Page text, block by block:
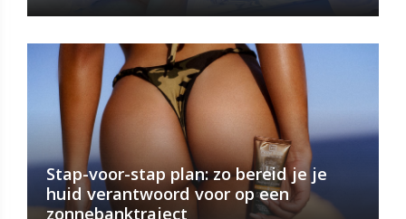
Stap-voor-stap plan: zo bereid je je
huid verantwoord voor op een
zonnebanktraject